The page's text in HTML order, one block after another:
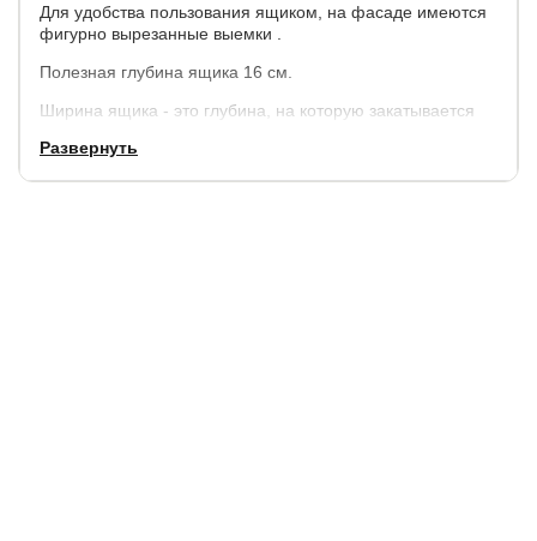
Для удобства пользования ящиком, на фасаде имеются
фигурно вырезанные выемки .
Полезная глубина ящика 16 см.
Ширина ящика - это глубина, на которую закатывается
Развернуть